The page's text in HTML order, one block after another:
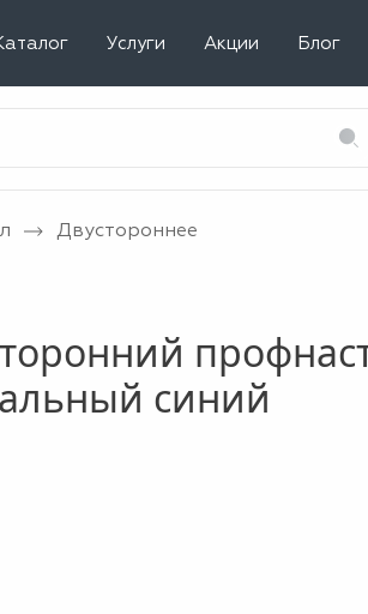
Услуги Акции Блог
Двустороннее
синий